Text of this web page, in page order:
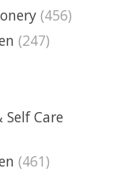
(456)
(247)
Care
(461)